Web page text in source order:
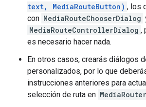
text, MediaRouteButton) , los
con MediaRouteChooserDialog
MediaRouteControllerDialog ,
es necesario hacer nada.
En otros casos, crearás diálogos
personalizados, por lo que
instrucciones anteriores para
selección de ruta en MediaRouter